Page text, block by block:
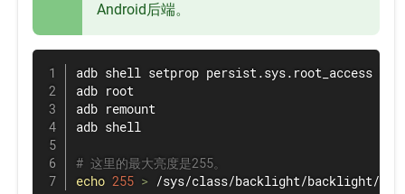
Android后端。
adb shell setprop persist.sys.root_access
adb root
adb remount
adb shell
# 这里的最大亮度是255。
echo 255 > /sys/class/backlight/backlight/